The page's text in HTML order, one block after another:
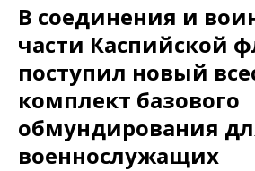
В соединения и
части Каспийской
поступил новый
комплект базового
обмундирования
военнослужащих